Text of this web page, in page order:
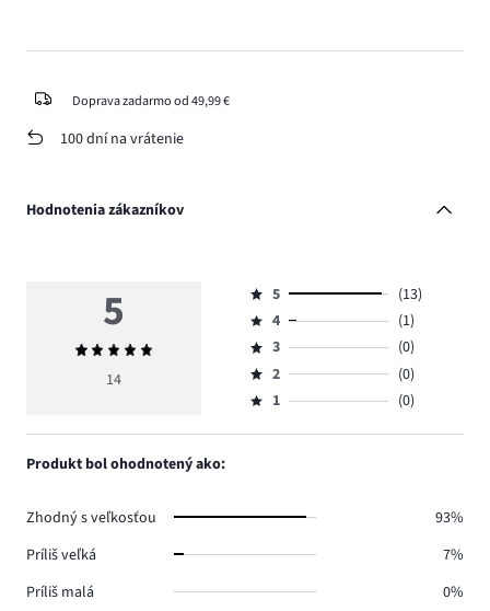
Doprava zadarmo od 49,99 €
100 dní na vrátenie
Hodnotenia zákazníkov
5
Priemerné
hodnotenie
14
Hodnotenie
5,
počet
hlasov
13.
5
(13)
Hodnotenie
4,
počet
hlasov
4
(1)
Hodnotenie
3,
počet
3
(0)
Hodnotenie
2,
2
(0)
Hodnotenie
1,
1 (0)
Produkt bol ohodnotený ako:
Zhodný s veľkosťou
93%
Príliš veľká
7%
Príliš malá
0%